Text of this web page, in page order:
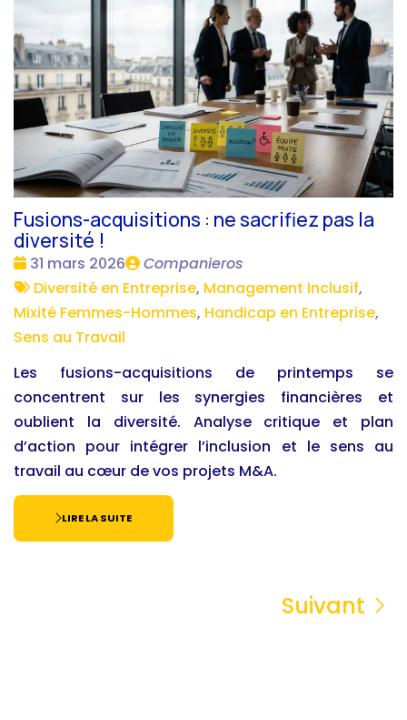
Fusions-acquisitions : ne sacrifiez pas la
diversité !
Date
:
31 mars 2026
Publié
par
Companieros
Tags
:
Diversité en Entreprise, Management Inclusif,
Mixité Femmes-Hommes, Handicap en Entreprise,
Sens au Travail
Les fusions-acquisitions de printemps se
concentrent sur les synergies financières et
oublient la diversité. Analyse critique et plan
d’action pour intégrer l’inclusion et le sens au
travail au cœur de vos projets M&A.
LIRE LA SUITE
Suivant